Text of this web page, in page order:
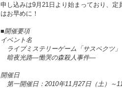
申し込みは9月21日より始まっており、
はお早めに！
■開催要項
イベント名
ライブミステリーゲーム「サスペクツ」
暗夜光路―慟哭の森殺人事件―
開催日
第一開催日：2010年11月27日（土）～